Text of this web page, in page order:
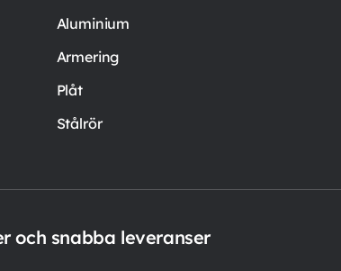
Aluminium
Armering
Plåt
Stålrör
och snabba leveranser